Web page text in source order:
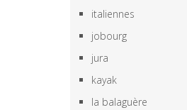
italiennes
jobourg
jura
kayak
la balaguère